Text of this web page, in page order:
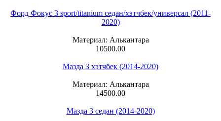
Форд Фокус 3 sport/titanium седан/хэтчбек/универсал (2011-
2020)
Материал: Алькантара
10500.00
Мазда 3 хэтчбек (2014-2020)
Материал: Алькантара
14500.00
Мазда 3 седан (2014-2020)